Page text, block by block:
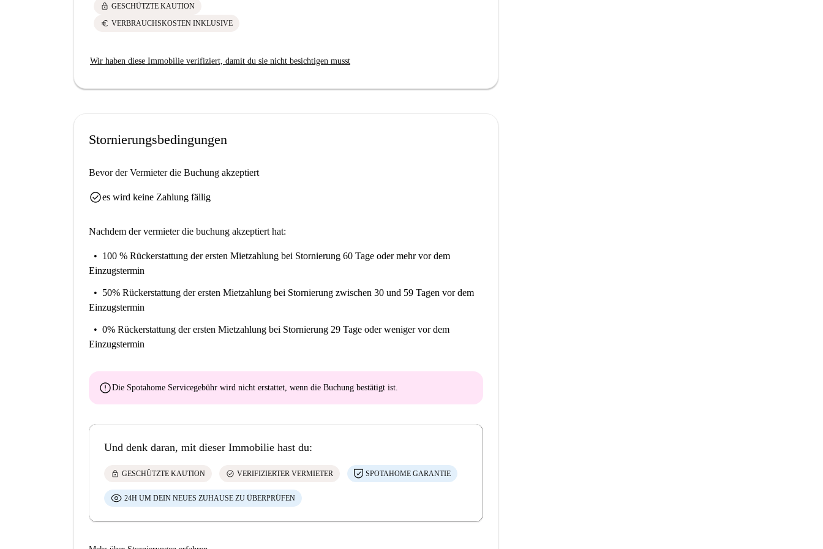
lock GESCHÜTZTE KAUTION
euro VERBRAUCHSKOSTEN INKLUSIVE
Wir haben diese Immobilie verifiziert, damit du sie nicht besichtigen musst
Stornierungsbedingungen
Bevor der Vermieter die Buchung akzeptiert
check_circlees wird keine Zahlung fällig
Nachdem der vermieter die buchung akzeptiert hat:
100 % Rückerstattung der ersten Mietzahlung bei Stornierung 60 Tage oder mehr vor dem
Einzugstermin
50% Rückerstattung der ersten Mietzahlung bei Stornierung zwischen 30 und 59 Tagen vor dem
Einzugstermin
0% Rückerstattung der ersten Mietzahlung bei Stornierung 29 Tage oder weniger vor dem
Einzugstermin
errorDie Spotahome Servicegebühr wird nicht erstattet , wenn die Buchung bestätigt ist.
Und denk daran, mit dieser Immobilie hast du:
lock GESCHÜTZTE KAUTION check_circle VERIFIZIERTER VERMIETER SPOTAHOME GARANTIE
24H UM DEIN NEUES ZUHAUSE ZU ÜBERPRÜFEN